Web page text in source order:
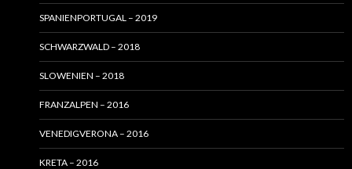
SPANIENPORTUGAL – 2019
SCHWARZWALD – 2018
SLOWENIEN – 2018
FRANZALPEN – 2016
VENEDIGVERONA – 2016
KRETA – 2016